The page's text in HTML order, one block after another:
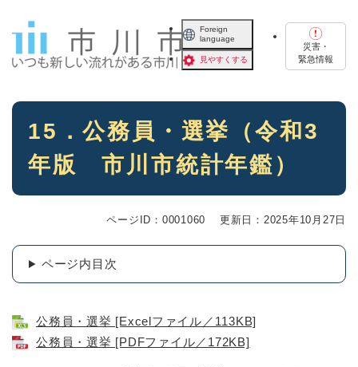
Foreign
language
見やすくする
災害・
緊急情報
本
15．公務員・選挙（令和3
年版 市川市統計年鑑）
ページID：0001060 更新日：2025年10月27日
ページ内目次
公務員・選挙 [Excelファイル／113KB]
公務員・選挙 [PDFファイル／172KB]